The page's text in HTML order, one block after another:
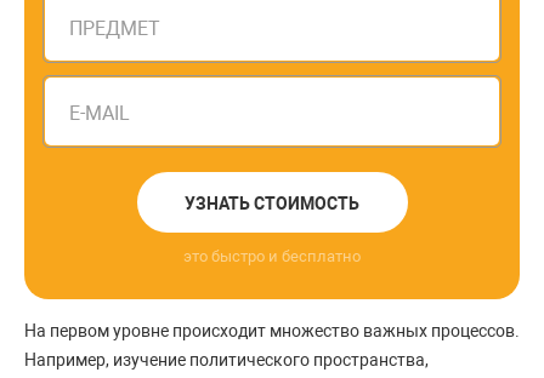
ПРЕДМЕТ
E-MAIL
УЗНАТЬ СТОИМОСТЬ
это быстро и бесплатно
На первом уровне происходит множество важных процессов.
Например, изучение политического пространства,